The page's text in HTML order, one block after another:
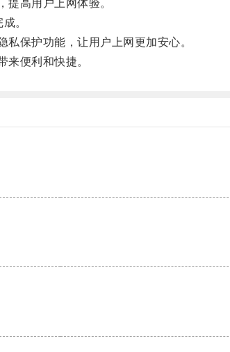
高用户上网体验。
。
保护功能，让用户上网更加安心。
便利和快捷。